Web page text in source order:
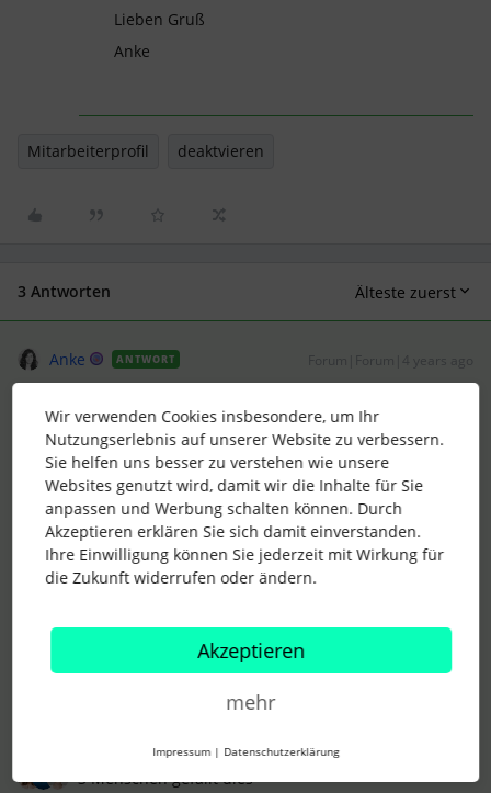
Lieben Gruß
Anke
Mitarbeiterprofil deaktvieren
3 Antworten Älteste zuerst
Anke ANTWORT
das ist möglich. Du kannst entweder das Arbeitsverhältnis
beenden oder eine neue Mailadresse setzen, so dass der
Mitarbeiter nicht mehr in sein Profil kommt und auch kein
neues Passwort setzen kann. Letztere Methode eignet sich
immer dann, wenn der Mitarbeiter in Personio weiter als
aktiv geführt werden soll.
Für mehr Informationen verlinke ich dir auch den
https://support.personio.de/hc/de/articles/360000723178-
Wie-kann-ich-einen-Mitarbeiter-Account-sperren-
3 Menschen gefällt dies
Wir verwenden Cookies insbesondere, um Ihr
Nutzungserlebnis auf unserer Website zu verbessern.
Sie helfen uns besser zu verstehen wie unsere
Websites genutzt wird, damit wir die Inhalte für Sie
anpassen und Werbung schalten können. Durch
Akzeptieren erklären Sie sich damit einverstanden.
Ihre Einwilligung können Sie jederzeit mit Wirkung für
die Zukunft widerrufen oder ändern.
Akzeptieren
mehr
Impressum | Datenschutzerklärung